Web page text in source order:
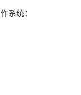
系统：